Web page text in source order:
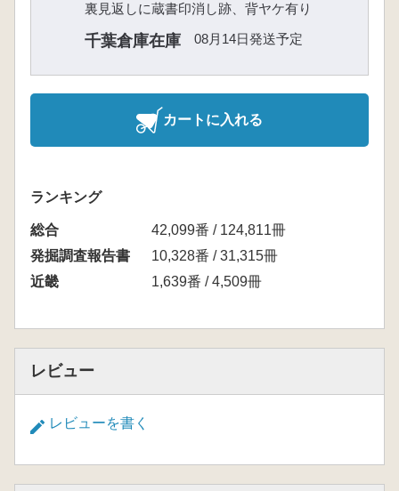
裏見返しに蔵書印消し跡、背ヤケ有り
千葉倉庫在庫 08月14日発送予定
カートに入れる
ランキング
総合
42,099番 / 124,811冊
発掘調査報告書
10,328番 / 31,315冊
近畿
1,639番 / 4,509冊
レビュー
レビューを書く